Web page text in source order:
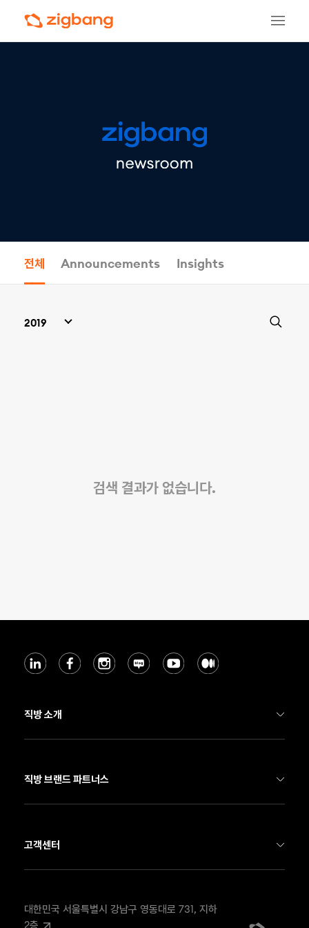
전체 Announcements Insights
검색 결과가 없습니다.
직방 소개
기업 소개
직방 부동산 서비스
직방 스마트홈
Soma
뉴스룸
채용
직방 브랜드 파트너스
네모
온하우스
우주
고객센터
FAX 02-568-4908
EMAIL contact@zigbang.com
대한민국 서울특별시 강남구 영동대로 731, 지하
2층